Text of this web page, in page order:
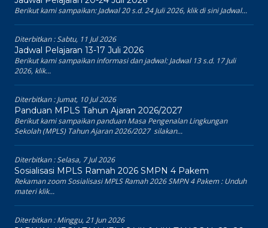
Berikut kami sampaikan: Jadwal 20 s.d. 24 Juli 2026, klik di sini Jadwal...
Diterbitkan :Sabtu, 11 Jul 2026
Jadwal Pelajaran 13-17 Juli 2026
Berikut kami sampaikan informasi dan jadwal: Jadwal 13 s.d. 17 Juli
2026, klik...
Diterbitkan :Jumat, 10 Jul 2026
Panduan MPLS Tahun Ajaran 2026/2027
Berikut kami sampaikan panduan Masa Pengenalan Lingkungan
Sekolah (MPLS) Tahun Ajaran 2026/2027 silakan...
Diterbitkan :Selasa, 7 Jul 2026
Sosialisasi MPLS Ramah 2026 SMPN 4 Pakem
Rekaman zoom Sosialisasi MPLS Ramah 2026 SMPN 4 Pakem : Unduh
materi klik...
Diterbitkan :Minggu, 21 Jun 2026